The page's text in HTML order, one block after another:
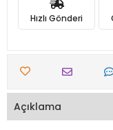
Hızlı Gönderi
Açıklama